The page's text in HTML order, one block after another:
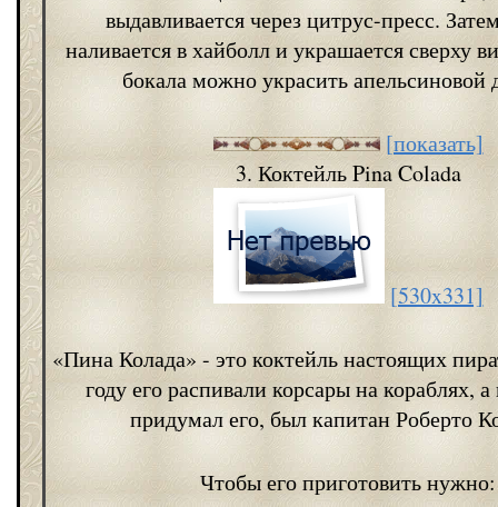
выдавливается через цитрус-пресс.
наливается в хайболл и украшается сверху
бокала можно украсить апельсиновой
[показать]
3. Коктейль Pina Colada
[530x331]
«Пина Колада» - это коктейль настоящих
году его распивали корсары на кораблях,
придумал его, был капитан Роберто
Чтобы его приготовить нужно: